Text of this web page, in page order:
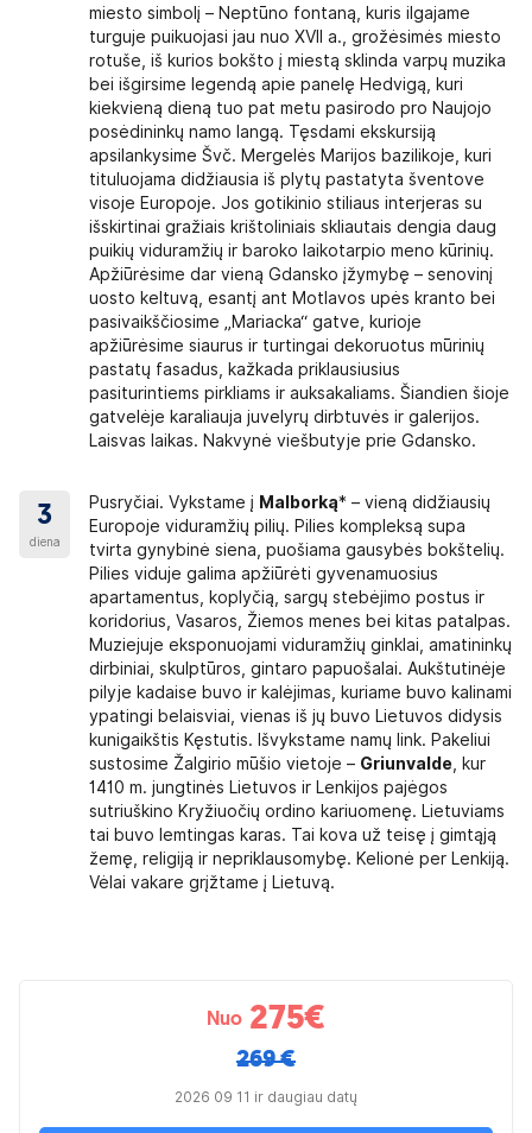
(kainos teiraukitės užsakydami kelionę).
diržai, keleiviai privalo važiuoti juos
autobuso salone. Autobuse griežtai
prašome naudotis tik ekstra atveju, nes
yra įrengti avariniai plaktukai, skirti
atvejus, griežtai draudžiama juos liesti.
25 kg. Bagažas kelionės metu laikomas
daiktus. Nepalikite be priežiūros
trečiųjų asmenų veiklos atveju nei
neprisiima. KELIONĖS EIGA
anksti ryte, dažniausiai tarp 3:00 ir 06:00. Į
išvykstame 07:00-09:00 (po pusryčių).
„vakare“ – 18:00-22:00; „vėlai vakare“ –
iš kelionės laikas gali keistis dėl įvairių
sąlygų), kurių neįmanoma numatyti iš
(~20 min).
apgyvendina grupę laisvuose užsakyto
kambariuose neįpareigoja kelionių
Jei dėl viešbučio lokacijos autobusas negali
viešbučio eiti pėsčiomis. Standartiniame
Ne visi viešbučiai yra įrengę triviečius
standartinės, o trečia lova gali būti sofa-
prie kelionės kainos nurodytąvienviečio
būsite apgyvendinti kartu su kitais
lova kambaryje. Visada rekomenduojame
keliones lėktuvu,turėsite mokėti
paslaugų nevykdymo ar netinkamo
Kelionių organizatorius neprisiima
aplinkybių, kurių nebuvo galima išvengti
susitarti – Lietuvos Respublikos įstatymų
prašome pranešti kuo skubiau (kelionės
miesto simbolį – Neptūno fontaną, kuris ilgajame
turguje puikuojasi jau nuo XVII a., grožėsimės miesto
rotuše, iš kurios bokšto į miestą sklinda varpų muzika
bei išgirsime legendą apie panelę Hedvigą, kuri
kiekvieną dieną tuo pat metu pasirodo pro Naujojo
posėdininkų namo langą. Tęsdami ekskursiją
apsilankysime Švč. Mergelės Marijos bazilikoje, kuri
tituluojama didžiausia iš plytų pastatyta šventove
visoje Europoje. Jos gotikinio stiliaus interjeras su
išskirtinai gražiais krištoliniais skliautais dengia daug
puikių viduramžių ir baroko laikotarpio meno kūrinių.
Apžiūrėsime dar vieną Gdansko įžymybę – senovinį
uosto keltuvą, esantį ant Motlavos upės kranto bei
pasivaikščiosime „Mariacka“ gatve, kurioje
apžiūrėsime siaurus ir turtingai dekoruotus mūrinių
pastatų fasadus, kažkada priklausiusius
pasiturintiems pirkliams ir auksakaliams. Šiandien šioje
gatvelėje karaliauja juvelyrų dirbtuvės ir galerijos.
Laisvas laikas. Nakvynė viešbutyje prie Gdansko.
3
diena
Pusryčiai. Vykstame į Malborką* – vieną didžiausių
Europoje viduramžių pilių. Pilies kompleksą supa
tvirta gynybinė siena, puošiama gausybės bokštelių.
Pilies viduje galima apžiūrėti gyvenamuosius
apartamentus, koplyčią, sargų stebėjimo postus ir
koridorius, Vasaros, Žiemos menes bei kitas patalpas.
Muziejuje eksponuojami viduramžių ginklai, amatininkų
dirbiniai, skulptūros, gintaro papuošalai. Aukštutinėje
pilyje kadaise buvo ir kalėjimas, kuriame buvo kalinami
ypatingi belaisviai, vienas iš jų buvo Lietuvos didysis
kunigaikštis Kęstutis. Išvykstame namų link. Pakeliui
sustosime Žalgirio mūšio vietoje – Griunvalde , kur
1410 m. jungtinės Lietuvos ir Lenkijos pajėgos
sutriuškino Kryžiuočių ordino kariuomenę. Lietuviams
tai buvo lemtingas karas. Tai kova už teisę į gimtąją
žemę, religiją ir nepriklausomybę. Kelionė per Lenkiją.
Vėlai vakare grįžtame į Lietuvą.
Nuo 275€
269 €
2026 09 11 ir daugiau datų